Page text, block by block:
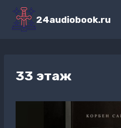
Перейти
содержимому
24audiobook.ru
33 этаж